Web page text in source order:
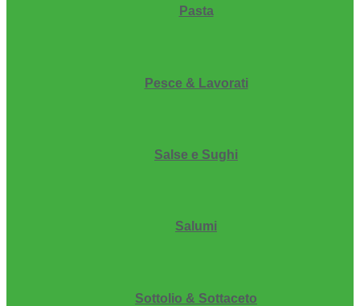
Pasta
Pesce & Lavorati
Salse e Sughi
Salumi
Sottolio & Sottaceto